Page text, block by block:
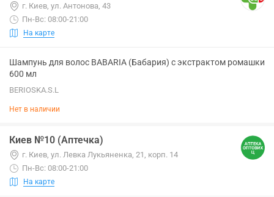
г. Киев, ул. Антонова, 43
Пн-Вс: 08:00-21:00
На карте
Шампунь для волос BABARIA (Бабария) с экстрактом ромашки
600 мл
BERIOSKA.S.L
Нет в наличии
Киев №10 (Аптечка)
г. Киев, ул. Левка Лукьяненка, 21, корп. 14
Пн-Вс: 08:00-21:00
На карте